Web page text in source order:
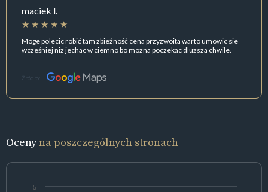
maciek l.
Moge polecic robić tam zbieżność cena przyzwoita warto umowic sie
wcześniej niz jechac w ciemno bo mozna poczekac dluzsza chwile.
Źródło:
Ocenyna poszczególnych stronach
5